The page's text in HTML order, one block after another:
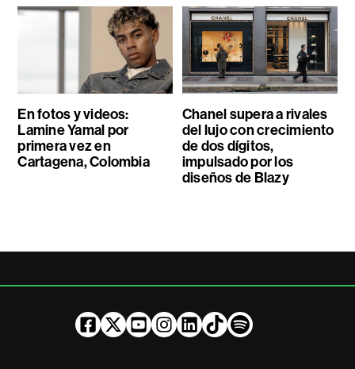
En fotos y videos:
Lamine Yamal por
primera vez en
Cartagena, Colombia
Chanel supera a rivales
del lujo con crecimiento
de dos dígitos,
impulsado por los
diseños de Blazy